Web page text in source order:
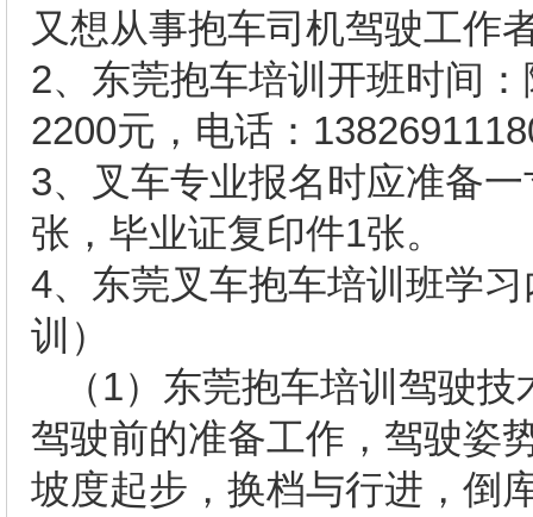
又想从事抱车司机驾驶工作
2、东莞抱车培训开班时间
2200元，电话：
3、叉车专业报名时应准备
张，毕业证复印件1张。
4、东莞叉车抱车培训班学
训）
（1）东莞抱车培训驾驶
驾驶前的准备工作，驾驶姿
坡度起步，换档与行进，倒